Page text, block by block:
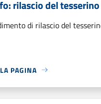
rilascio del tesserino
di rilascio del
PAGINA